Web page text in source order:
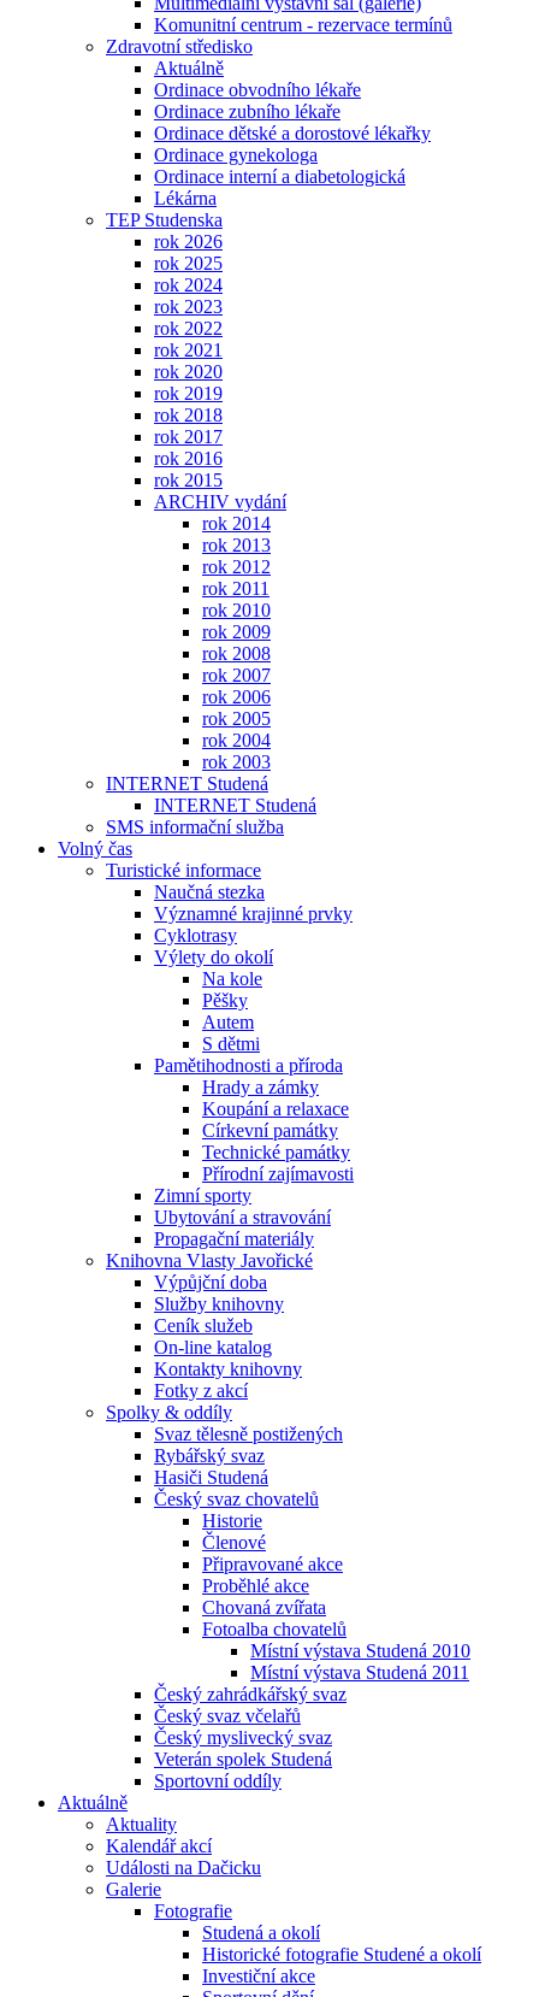
Komunitní centrum - rezervace termínů
Zdravotní středisko
Aktuálně
Ordinace obvodního lékaře
Ordinace zubního lékaře
Ordinace dětské a dorostové lékařky
Ordinace gynekologa
Ordinace interní a diabetologická
Lékárna
TEP Studenska
rok 2026
rok 2025
rok 2024
rok 2023
rok 2022
rok 2021
rok 2020
rok 2019
rok 2018
rok 2017
rok 2016
rok 2015
ARCHIV vydání
rok 2014
rok 2013
rok 2012
rok 2011
rok 2010
rok 2009
rok 2008
rok 2007
rok 2006
rok 2005
rok 2004
rok 2003
INTERNET Studená
INTERNET Studená
SMS informační služba
Volný čas
Turistické informace
Naučná stezka
Významné krajinné prvky
Cyklotrasy
Výlety do okolí
Na kole
Pěšky
Autem
S dětmi
Pamětihodnosti a příroda
Hrady a zámky
Koupání a relaxace
Církevní památky
Technické památky
Přírodní zajímavosti
Zimní sporty
Ubytování a stravování
Propagační materiály
Knihovna Vlasty Javořické
Výpůjční doba
Služby knihovny
Ceník služeb
On-line katalog
Kontakty knihovny
Fotky z akcí
Spolky & oddíly
Svaz tělesně postižených
Rybářský svaz
Hasiči Studená
Český svaz chovatelů
Historie
Členové
Připravované akce
Proběhlé akce
Chovaná zvířata
Fotoalba chovatelů
Místní výstava Studená 2010
Místní výstava Studená 2011
Český zahrádkářský svaz
Český svaz včelařů
Český myslivecký svaz
Veterán spolek Studená
Sportovní oddíly
Aktuálně
Aktuality
Kalendář akcí
Události na Dačicku
Galerie
Fotografie
Studená a okolí
Historické fotografie Studené a okolí
Investiční akce